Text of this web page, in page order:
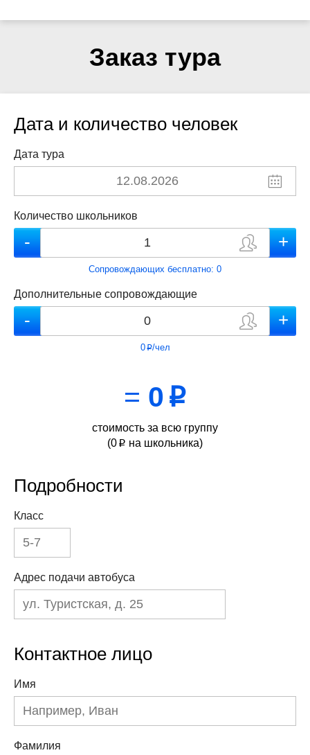
Заказ тура
Дата и количество человек
Дата тура
Количество школьников
Сопровождающих бесплатно: 0
Дополнительные сопровождающие
0p/чел
= 0 p
стоимость за всю группу
(0 p на школьника)
Подробности
Класс
Адрес подачи автобуса
Контактное лицо
Имя
Фамилия